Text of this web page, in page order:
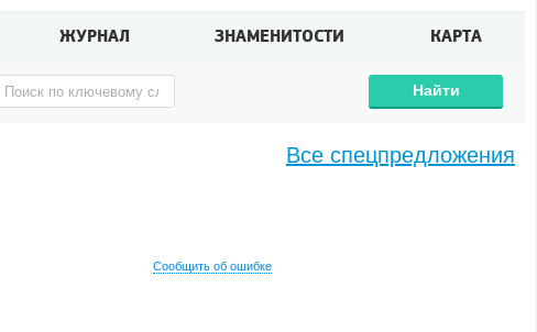
ЖУРНАЛ ЗНАМЕНИТОСТИ КАРТА
Найти
Сообщить об ошибке
Все спецпредложения